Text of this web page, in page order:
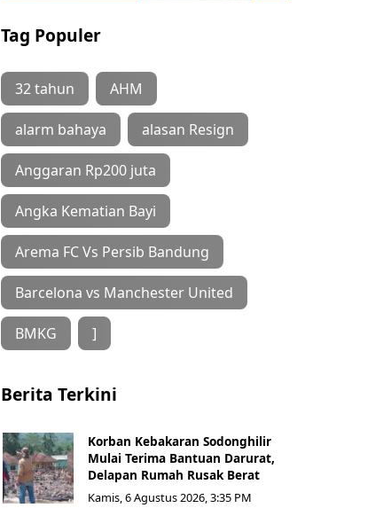
Tag Populer
32 tahun AHM
alarm bahaya alasan Resign
Anggaran Rp200 juta
Angka Kematian Bayi
Arema FC Vs Persib Bandung
Barcelona vs Manchester United
BMKG ]
Berita Terkini
Korban Kebakaran Sodonghilir
Mulai Terima Bantuan Darurat,
Delapan Rumah Rusak Berat
Kamis, 6 Agustus 2026, 3:35 PM